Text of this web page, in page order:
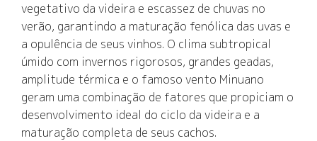
vegetativo da videira e escassez de chuvas no
verão, garantindo a maturação fenólica das uvas e
a opulência de seus vinhos. O clima subtropical
úmido com invernos rigorosos, grandes geadas,
amplitude térmica e o famoso vento Minuano
geram uma combinação de fatores que propiciam o
desenvolvimento ideal do ciclo da videira e a
maturação completa de seus cachos.